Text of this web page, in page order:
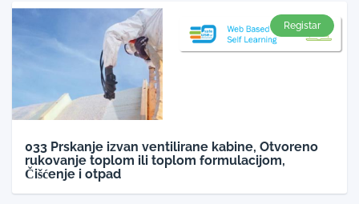
Registar
033 Prskanje izvan ventilirane kabine, Otvoreno
rukovanje toplom ili toplom formulacijom,
Čišćenje i otpad